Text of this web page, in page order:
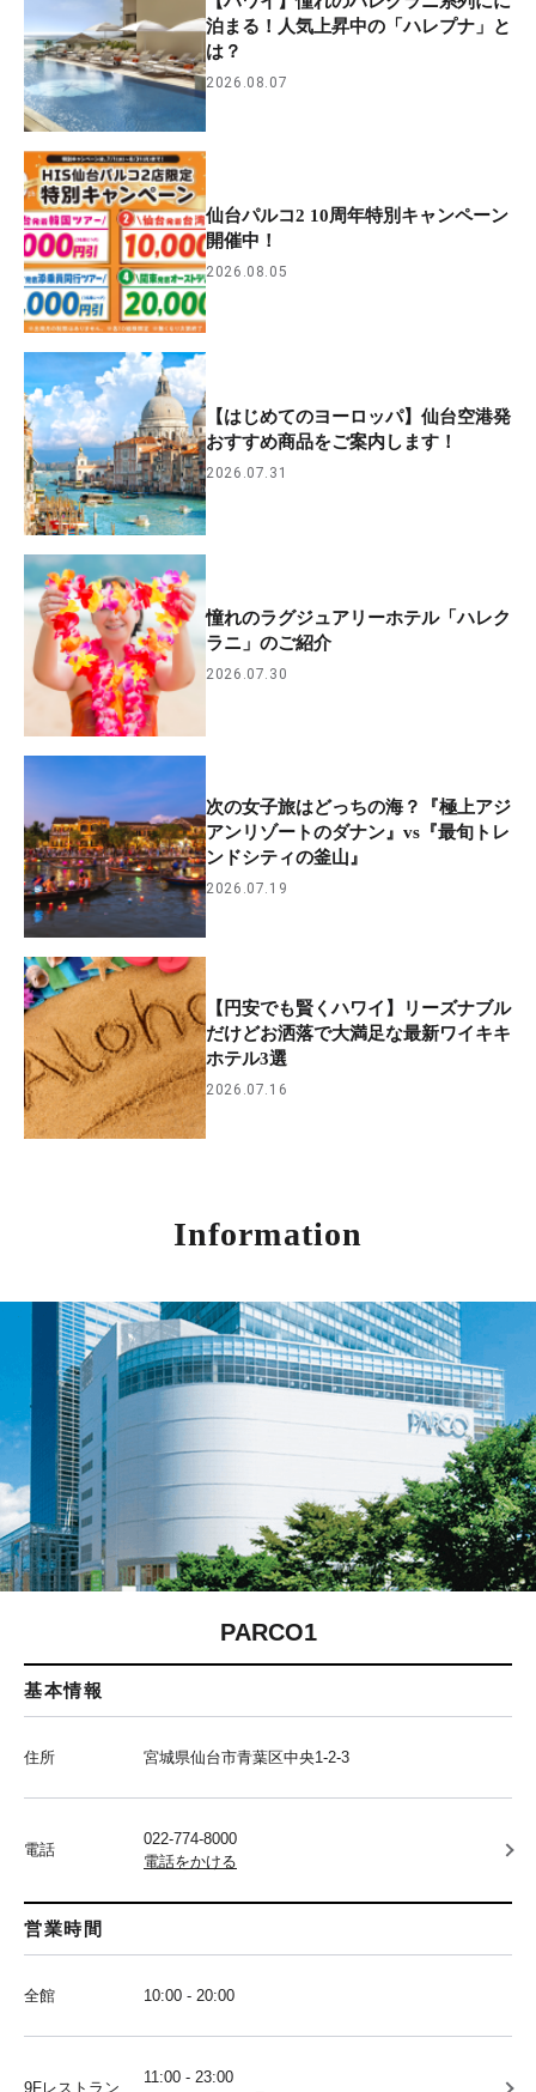
泊まる！人気上昇中の「ハレプナ」と
は？
2026.08.07
仙台パルコ2 10周年特別キャンペーン
開催中！
2026.08.05
【はじめてのヨーロッパ】仙台空港発
おすすめ商品をご案内します！
2026.07.31
憧れのラグジュアリーホテル「ハレク
ラニ」のご紹介
2026.07.30
次の女子旅はどっちの海？『極上アジ
アンリゾートのダナン』vs『最旬トレ
ンドシティの釜山』
2026.07.19
【円安でも賢くハワイ】リーズナブル
だけどお洒落で大満足な最新ワイキキ
ホテル3選
2026.07.16
Information
PARCO1
基本情報
住所 宮城県仙台市青葉区中央1-2-3
電話
022-774-8000
電話をかける
営業時間
全館 10:00 - 20:00
9Fレストラン
11:00 - 23:00